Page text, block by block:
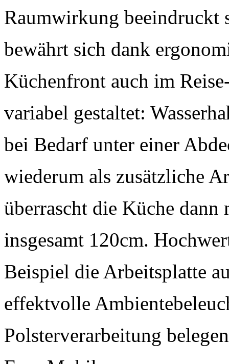
Raumwirkung beeindruckt
bewährt sich dank
Küchenfront auch im
variabel gestaltet:
bei Bedarf unter einer
wiederum als zusätzliche
überrascht die Küche
insgesamt 120cm.
Beispiel die Arbeitsplatte
effektvolle
Polsterverarbeitung